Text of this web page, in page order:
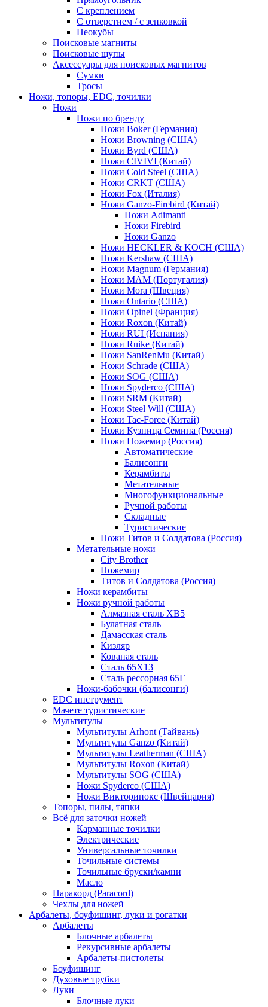
С креплением
С отверстием / с зенковкой
Неокубы
Поисковые магниты
Поисковые щупы
Аксессуары для поисковых магнитов
Сумки
Тросы
Ножи, топоры, EDC, точилки
Ножи
Ножи по бренду
Ножи Boker (Германия)
Ножи Browning (США)
Ножи Byrd (США)
Ножи CIVIVI (Китай)
Ножи Cold Steel (США)
Ножи CRKT (США)
Ножи Fox (Италия)
Ножи Ganzo-Firebird (Китай)
Ножи Adimanti
Ножи Firebird
Ножи Ganzo
Ножи HECKLER & KOCH (США)
Ножи Kershaw (США)
Ножи Magnum (Германия)
Ножи MAM (Португалия)
Ножи Mora (Швеция)
Ножи Ontario (США)
Ножи Opinel (Франция)
Ножи Roxon (Китай)
Ножи RUI (Испания)
Ножи Ruike (Китай)
Ножи SanRenMu (Китай)
Ножи Schrade (США)
Ножи SOG (США)
Ножи Spyderco (США)
Ножи SRM (Китай)
Ножи Steel Will (США)
Ножи Tac-Force (Китай)
Ножи Кузница Семина (Россия)
Ножи Ножемир (Россия)
Автоматические
Балисонги
Керамбиты
Метательные
Многофункциональные
Ручной работы
Складные
Туристические
Ножи Титов и Солдатова (Россия)
Метательные ножи
City Brother
Ножемир
Титов и Солдатова (Россия)
Ножи керамбиты
Ножи ручной работы
Алмазная сталь ХВ5
Булатная сталь
Дамасская сталь
Кизляр
Кованая сталь
Сталь 65Х13
Сталь рессорная 65Г
Ножи-бабочки (балисонги)
EDC инструмент
Мачете туристические
Мультитулы
Мультитулы Arhont (Тайвань)
Мультитулы Ganzo (Китай)
Мультитулы Leatherman (США)
Мультитулы Roxon (Китай)
Мультитулы SOG (США)
Ножи Spyderco (США)
Ножи Викторинокс (Швейцария)
Топоры, пилы, тяпки
Всё для заточки ножей
Карманные точилки
Электрические
Универсальные точилки
Точильные системы
Точильные бруски/камни
Масло
Паракорд (Paracord)
Чехлы для ножей
Арбалеты, боуфишинг, луки и рогатки
Арбалеты
Блочные арбалеты
Рекурсивные арбалеты
Арбалеты-пистолеты
Боуфишинг
Духовые трубки
Луки
Блочные луки